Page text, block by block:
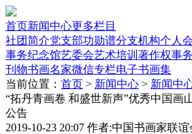
首页新闻中心更多栏目
社团简介党支部功勋谱分支机构个人
事务纪念馆艺委会艺术培训 著作权事务
刊物书画名家微信专栏电子书画集
当前位置： 首页 > 新闻中心 > 新闻中
“拓丹青画卷 和盛世新声”优秀中国画
公告
2019-10-23 20:07 作者:中国书画家联